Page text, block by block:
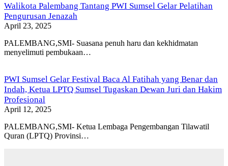
Walikota Palembang Tantang PWI Sumsel Gelar Pelatihan
Pengurusan Jenazah
April 23, 2025
PALEMBANG,SMI- Suasana penuh haru dan kekhidmatan
menyelimuti pembukaan…
PWI Sumsel Gelar Festival Baca Al Fatihah yang Benar dan
Indah, Ketua LPTQ Sumsel Tugaskan Dewan Juri dan Hakim
Profesional
April 12, 2025
PALEMBANG,SMI- Ketua Lembaga Pengembangan Tilawatil
Quran (LPTQ) Provinsi…